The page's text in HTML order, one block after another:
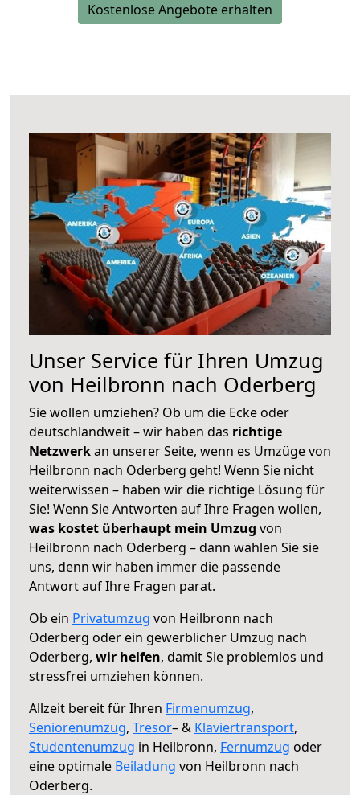
Kostenlose Angebote erhalten
Unser Service für Ihren Umzug
von Heilbronn nach Oderberg
Sie wollen umziehen? Ob um die Ecke oder
deutschlandweit – wir haben das richtige
Netzwerkan unserer Seite, wenn es Umzüge von
Heilbronn nach Oderberg geht! Wenn Sie nicht
weiterwissen – haben wir die richtige Lösung für
Sie! Wenn Sie Antworten auf Ihre Fragen wollen,
was kostet überhaupt mein Umzug von
Heilbronn nach Oderberg – dann wählen Sie sie
uns, denn wir haben immer die passende
Antwort auf Ihre Fragen parat.
Ob ein Privatumzug von Heilbronn nach
Oderberg oder ein gewerblicher Umzug nach
Oderberg, wir helfen, damit Sie problemlos und
stressfrei umziehen können.
Allzeit bereit für Ihren Firmenumzug,
Seniorenumzug, Tresor– & Klaviertransport,
Studentenumzug in Heilbronn, Fernumzug oder
eine optimale Beiladung von Heilbronn nach
Oderberg.